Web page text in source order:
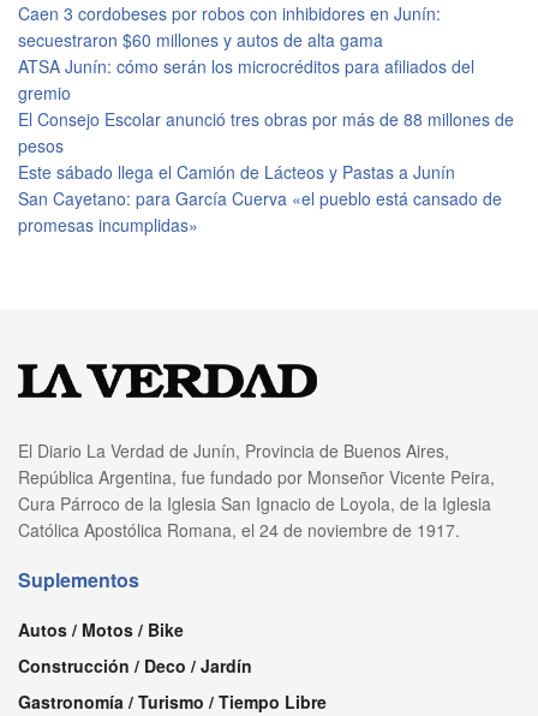
Caen 3 cordobeses por robos con inhibidores en Junín:
secuestraron $60 millones y autos de alta gama
ATSA Junín: cómo serán los microcréditos para afiliados del
gremio
El Consejo Escolar anunció tres obras por más de 88 millones de
pesos
Este sábado llega el Camión de Lácteos y Pastas a Junín
San Cayetano: para García Cuerva «el pueblo está cansado de
promesas incumplidas»
El Diario La Verdad de Junín, Provincia de Buenos Aires,
República Argentina, fue fundado por Monseñor Vicente Peira,
Cura Párroco de la Iglesia San Ignacio de Loyola, de la Iglesia
Católica Apostólica Romana, el 24 de noviembre de 1917.
Suplementos
Autos / Motos / Bike
Construcción / Deco / Jardín
Gastronomía / Turismo / Tiempo Libre